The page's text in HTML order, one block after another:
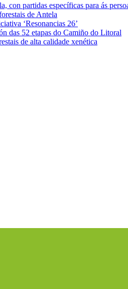
con partidas específicas para ás
de Antela
‘Resonancias 26’
das 52 etapas do Camiño do Litoral
de alta calidade xenética